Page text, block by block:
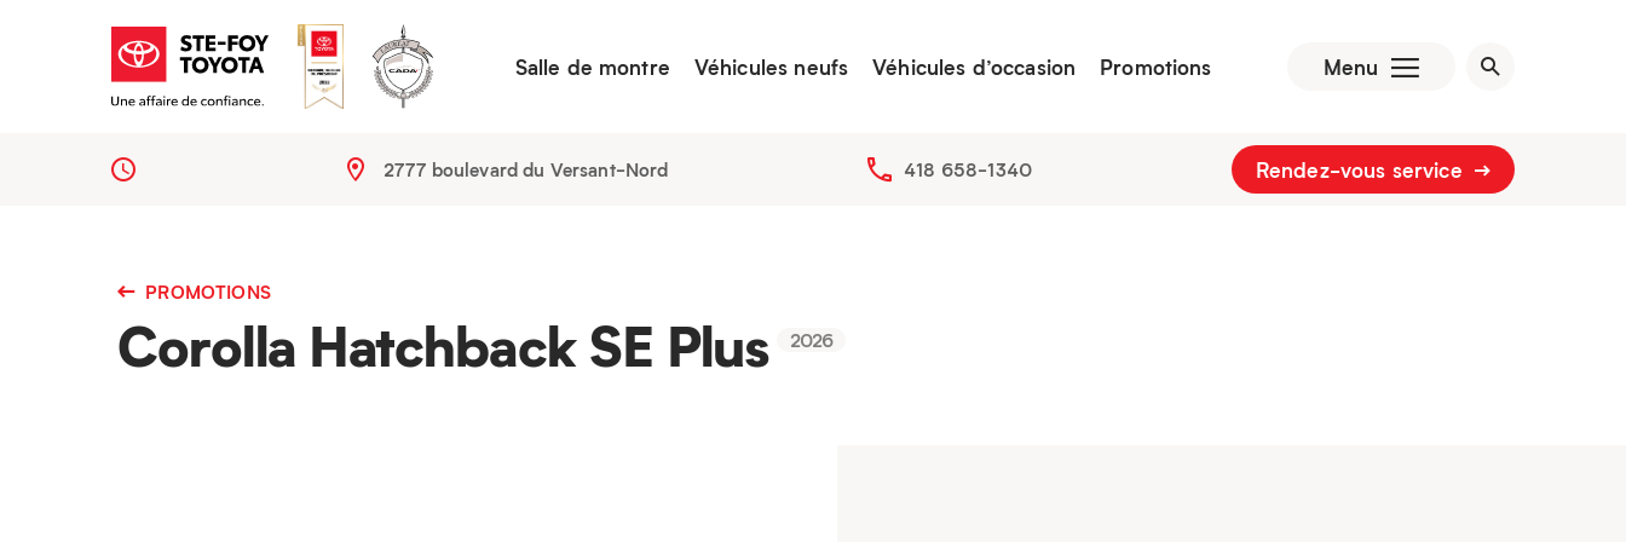
Salle de montre Véhicules neufs Véhicules d’occasion Promotions Menu
2777 boulevard du Versant-Nord 418 658-1340 Rendez-vous service
PROMOTIONS
Corolla Hatchback SE Plus 2026